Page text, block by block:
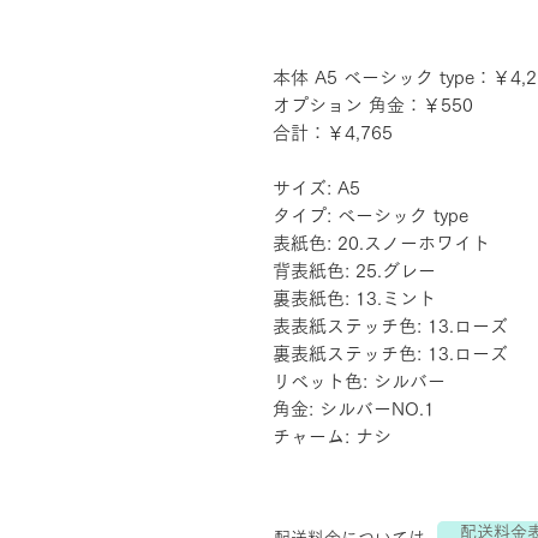
本体 A5 ベーシック type：￥
オプション 角金：￥550
合計：￥4,765
サイズ: A5
タイプ: ベーシック type
表紙色: 20.スノーホワイト
背表紙色: 25.グレー
裏表紙色: 13.ミント
表表紙ステッチ色: 13.ローズ
裏表紙ステッチ色: 13.ローズ
リベット色: シルバー
角金: シルバーNO.1
チャーム: ナシ
配送料金